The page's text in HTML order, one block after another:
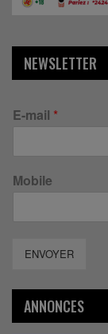
NEWSLETTER
E-mail *
Mobile
ENVOYER
ANNONCES